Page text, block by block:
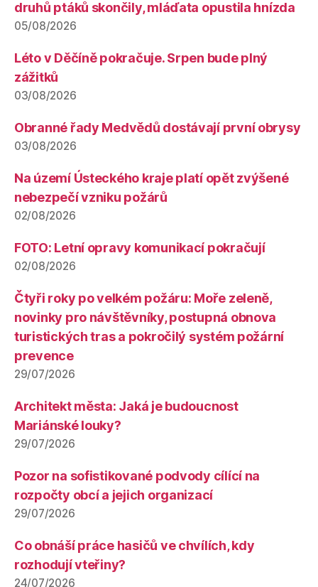
druhů ptáků skončily, mláďata opustila hnízda
05/08/2026
Léto v Děčíně pokračuje. Srpen bude plný
zážitků
03/08/2026
Obranné řady Medvědů dostávají první obrysy
03/08/2026
Na území Ústeckého kraje platí opět zvýšené
nebezpečí vzniku požárů
02/08/2026
FOTO: Letní opravy komunikací pokračují
02/08/2026
Čtyři roky po velkém požáru: Moře zeleně,
novinky pro návštěvníky, postupná obnova
turistických tras a pokročilý systém požární
prevence
29/07/2026
Architekt města: Jaká je budoucnost
Mariánské louky?
29/07/2026
Pozor na sofistikované podvody cílící na
rozpočty obcí a jejich organizací
29/07/2026
Co obnáší práce hasičů ve chvílích, kdy
rozhodují vteřiny?
24/07/2026